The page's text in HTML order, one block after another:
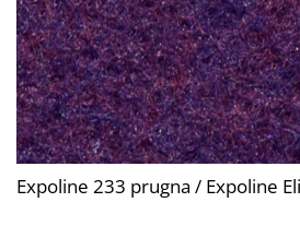
Expoline 233 prugna / Expoline